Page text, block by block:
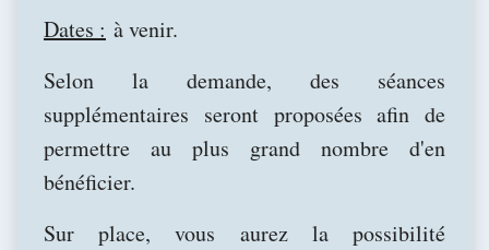
Dates : à venir.
Selon la demande, des séances
supplémentaires seront proposées afin de
permettre au plus grand nombre d'en
bénéficier.
Sur place, vous aurez la possibilité